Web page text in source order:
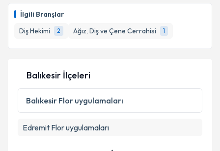
İlgili Branşlar
Diş Hekimi
2 Ağız, Diş ve Çene Cerrahisi 1
Balıkesir İlçeleri
Balıkesir Flor uygulamaları
Edremit Flor uygulamaları